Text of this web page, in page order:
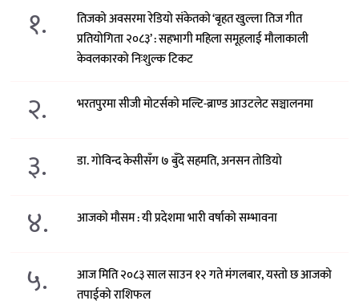
१.
तिजको अवसरमा रेडियो संकेतको ‘बृहत खुल्ला तिज गीत
प्रतियोगिता २०८३’ : सहभागी महिला समूहलाई मौलाकाली
केवलकारको निःशुल्क टिकट
२. भरतपुरमा सीजी मोटर्सको मल्टि-ब्राण्ड आउटलेट सञ्चालनमा
३. डा. गोविन्द केसीसँग ७ बुँदे सहमति, अनसन तोडियो
४. आजको मौसम : यी प्रदेशमा भारी वर्षाको सम्भावना
५.
आज मिति २०८३ साल साउन १२ गते मंगलबार, यस्तो छ आजको
तपाईको राशिफल